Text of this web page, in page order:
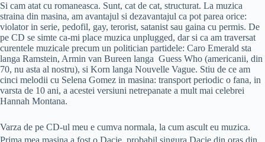
Si cam atat cu romaneasca. Sunt, cat de cat, structurat. La muzica
straina din masina, am avantajul si dezavantajul ca pot parea orice:
violator in serie, pedofil, gay, terorist, satanist sau gaina cu permis. De
pe CD se simte ca-mi place muzica unplugged, dar si ca am traversat
curentele muzicale precum un politician partidele: Caro Emerald sta
langa Ramstein, Armin van Bureen langa Guess Who (americanii, din
70, nu asta al nostru), si Korn langa Nouvelle Vague. Stiu de ce am
cinci melodii cu Selena Gomez in masina: transport periodic o fana, in
varsta de 10 ani, a acestei versiuni netrepanate a mult mai celebrei
Hannah Montana.
Varza de pe CD-ul meu e cumva normala, la cum ascult eu muzica.
Prima mea masina a fost o Dacie, probabil singura Dacie din oras din